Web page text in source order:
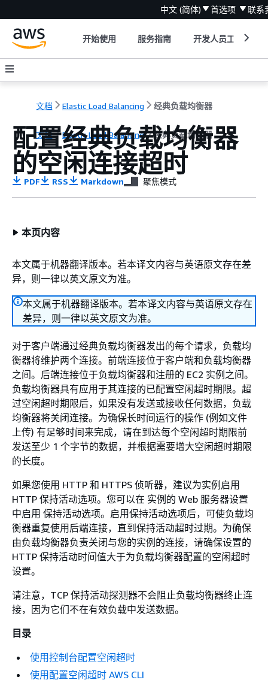
中文 (简体) 首选项 联系
开始使用 服务指南 开发人员工具
文档 Elastic Load Balancing 经典负载均衡器
文档 Elastic Load Balancing 经典负载均衡器
配置经典负载均衡器
的空闲连接超时
PDF RSS Markdown 聚焦模式
本页内容
本文属于机器翻译版本。若本译文内容与英语原文存在差
异，则一律以英文原文为准。
本文属于机器翻译版本。若本译文内容与英语原文存在
差异，则一律以英文原文为准。
对于客户端通过经典负载均衡器发出的每个请求，负载均
衡器将维护两个连接。前端连接位于客户端和负载均衡器
之间。后端连接位于负载均衡器和注册的 EC2 实例之间。
负载均衡器具有应用于其连接的已配置空闲超时期限。超
过空闲超时期限后，如果没有发送或接收任何数据，负载
均衡器将关闭连接。为确保长时间运行的操作 (例如文件
上传) 有足够时间来完成，请在到达每个空闲超时期限前
发送至少 1 个字节的数据，并根据需要增大空闲超时期限
的长度。
如果您使用 HTTP 和 HTTPS 侦听器，建议为实例启用
HTTP 保持活动选项。您可以在 实例的 Web 服务器设置
中启用 保持活动选项。启用保持活动选项后，可使负载均
衡器重复使用后端连接，直到保持活动超时过期。为确保
由负载均衡器负责关闭与您的实例的连接，请确保设置的
HTTP 保持活动时间值大于为负载均衡器配置的空闲超时
设置。
请注意，TCP 保持活动探测器不会阻止负载均衡器终止连
接，因为它们不在有效负载中发送数据。
目录
使用控制台配置空闲超时
使用配置空闲超时 AWS CLI